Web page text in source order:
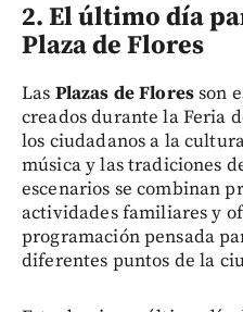
2. El último día
Plaza de Flores
Las Plazas de Floresson
creados durante la Feria
los ciudadanos a la
música y las tradiciones
escenarios se combinan
actividades familiares y
programación pensada
diferentes puntos de la